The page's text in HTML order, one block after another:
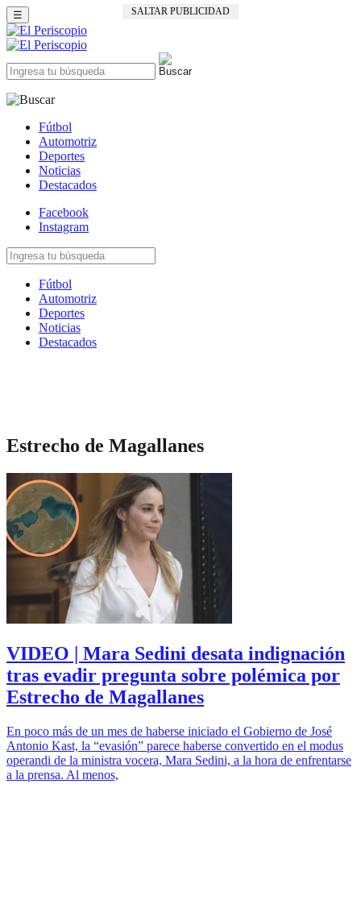
SALTAR PUBLICIDAD
☰
Fútbol
Automotriz
Deportes
Noticias
Destacados
Facebook
Instagram
Fútbol
Automotriz
Deportes
Noticias
Destacados
Estrecho de Magallanes
VIDEO | Mara Sedini desata indignación
tras evadir pregunta sobre polémica por
Estrecho de Magallanes
En poco más de un mes de haberse iniciado el Gobierno de José
Antonio Kast, la “evasión” parece haberse convertido en el modus
operandi de la ministra vocera, Mara Sedini, a la hora de enfrentarse
a la prensa. Al menos,